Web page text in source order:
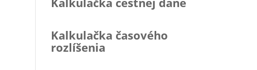
Kalkulačka časového
rozlíšenia